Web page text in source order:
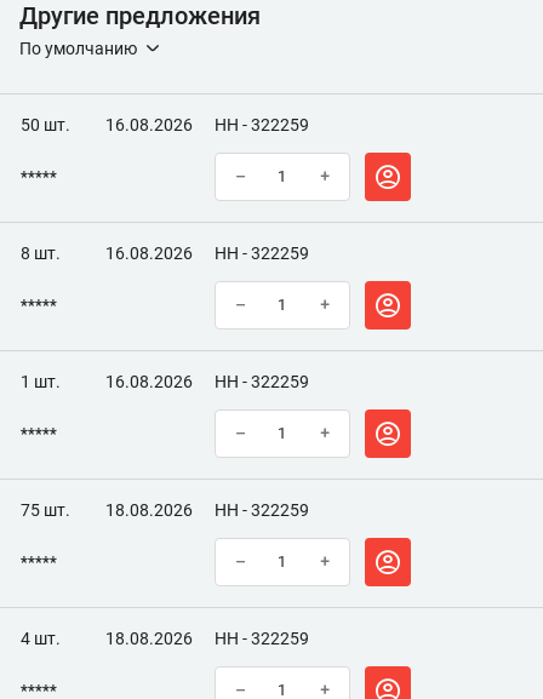
Другие предложения
По умолчанию
50 шт. 16.08.2026 НН - 322259
***** – +
8 шт. 16.08.2026 НН - 322259
***** – +
1 шт. 16.08.2026 НН - 322259
***** – +
75 шт. 18.08.2026 НН - 322259
***** – +
4 шт. 18.08.2026 НН - 322259
***** – +